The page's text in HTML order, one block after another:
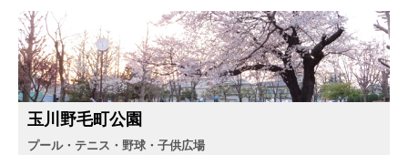
玉川野毛町公園
プール・テニス・野球・子供広場